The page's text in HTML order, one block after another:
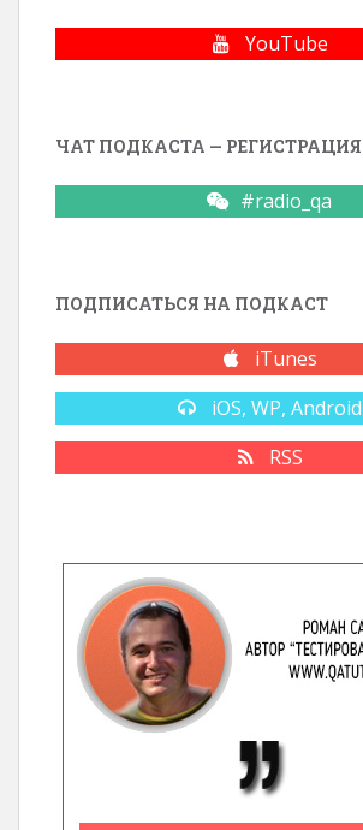
YouTube
ЧАТ ПОДКАСТА — РЕГИСТРАЦИЯ
#radio_qa
ПОДПИСАТЬСЯ НА ПОДКАСТ
iTunes
iOS, WP, Android
RSS